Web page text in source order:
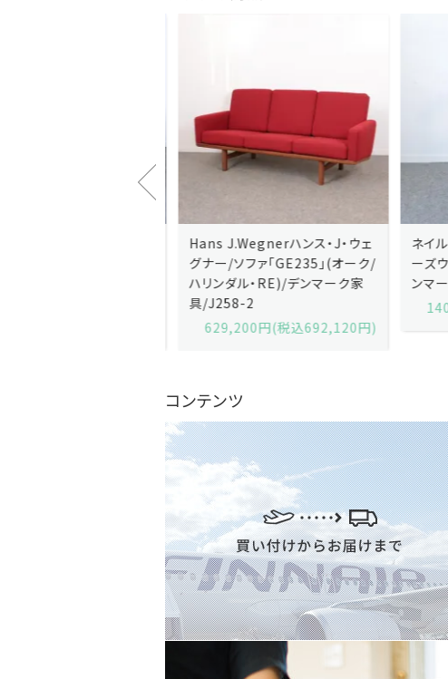
Hans J.Wegnerハンス・J・ウェ
グナー/ソファ「GE235」(オーク/
ハリンダル・RE)/デンマーク家
具/J258-2
629,200円(税込692,120円)
ネイル
ーズウ
ンマ
コンテンツ